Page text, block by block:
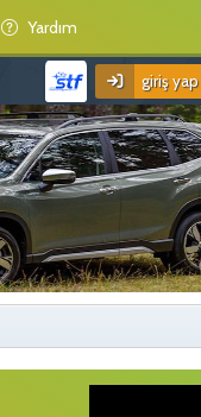
Yardım
giriş yap